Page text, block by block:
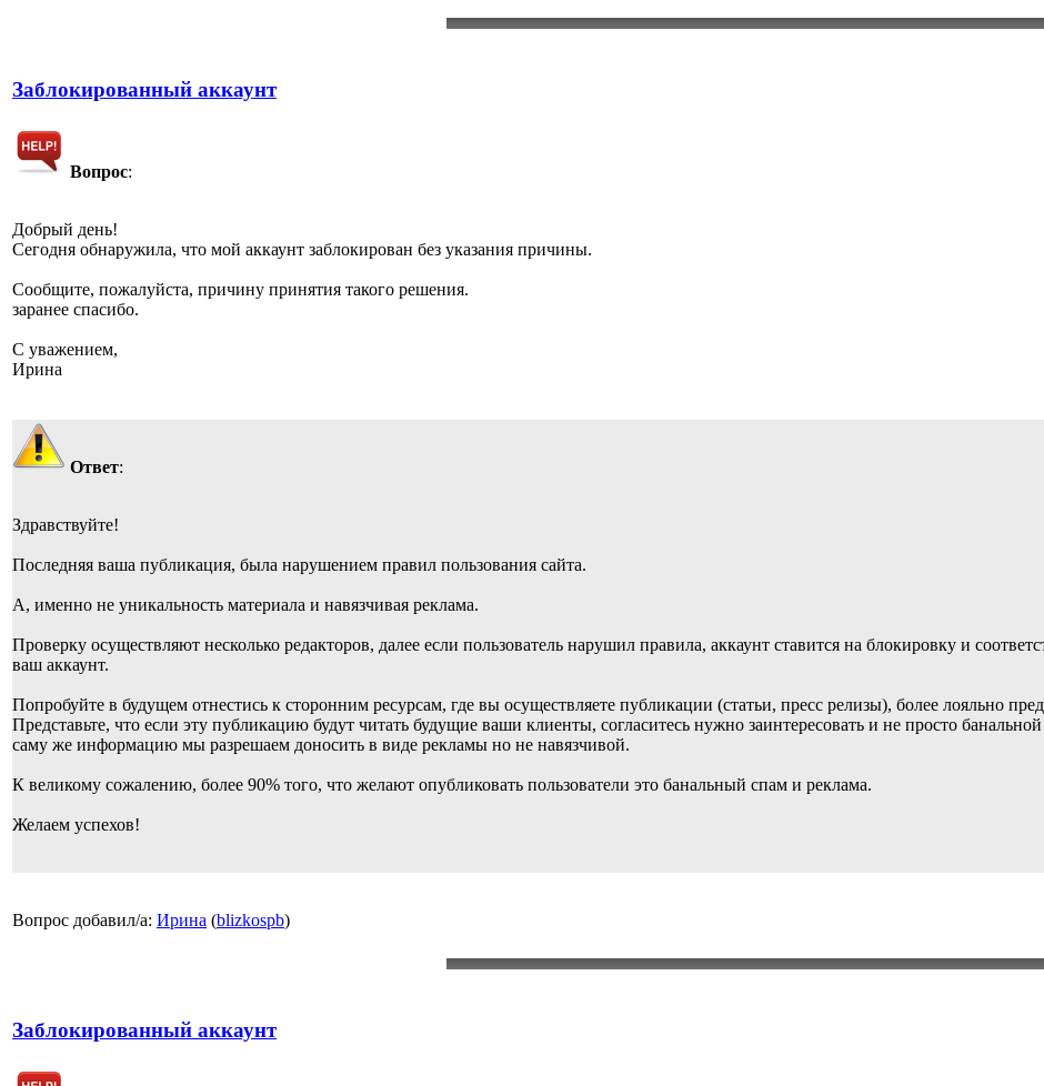
Заблокированный аккаунт
Вопрос:
Добрый день!
Сегодня обнаружила, что мой аккаунт заблокирован без указания причины.
Сообщите, пожалуйста, причину принятия такого решения.
заранее спасибо.
С уважением,
Ирина
Ответ:
Здравствуйте!
Последняя ваша публикация, была нарушением правил пользования сайта.
А, именно не уникальность материала и навязчивая реклама.
Проверку осуществляют несколько редакторов, далее если пользователь нарушил правила, аккаунт ставится на блокировку и
ваш аккаунт.
Попробуйте в будущем отнестись к сторонним ресурсам, где вы осуществляете публикации (статьи, пресс релизы), более лояльно
Представьте, что если эту публикацию будут читать будущие ваши клиенты, согласитесь нужно заинтересовать и не просто
саму же информацию мы разрешаем доносить в виде рекламы но не навязчивой.
К великому сожалению, более 90% того, что желают опубликовать пользователи это банальный спам и реклама.
Желаем успехов!
Вопрос добавил/а: Ирина (blizkospb)
Заблокированный аккаунт